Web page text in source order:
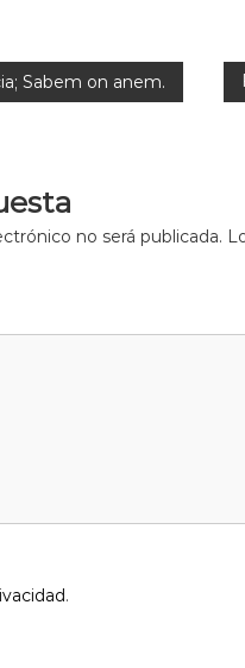
Sabem on anem.
no será publicada.
.